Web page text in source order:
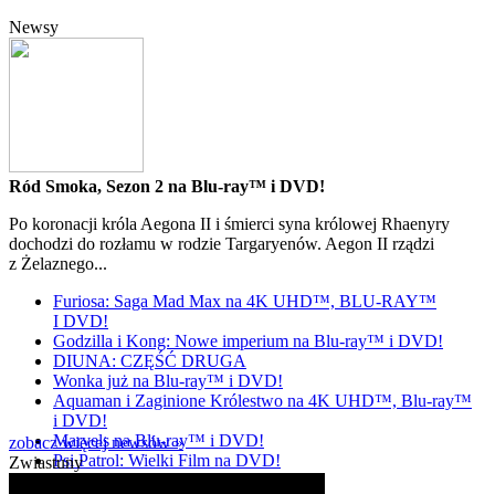
Newsy
Ród Smoka, Sezon 2 na Blu-ray™ i DVD!
Po koronacji króla Aegona II i śmierci syna królowej Rhaenyry
dochodzi do rozłamu w rodzie Targaryenów. Aegon II rządzi
z Żelaznego...
Furiosa: Saga Mad Max na 4K UHD™, BLU-RAY™
I DVD!
Godzilla i Kong: Nowe imperium na Blu-ray™ i DVD!
DIUNA: CZĘŚĆ DRUGA
Wonka już na Blu-ray™ i DVD!
Aquaman i Zaginione Królestwo na 4K UHD™, Blu-ray™
i DVD!
Marvels na Blu-ray™ i DVD!
Psi Patrol: Wielki Film na DVD!
zobacz więcej newsów »
Zwiastuny